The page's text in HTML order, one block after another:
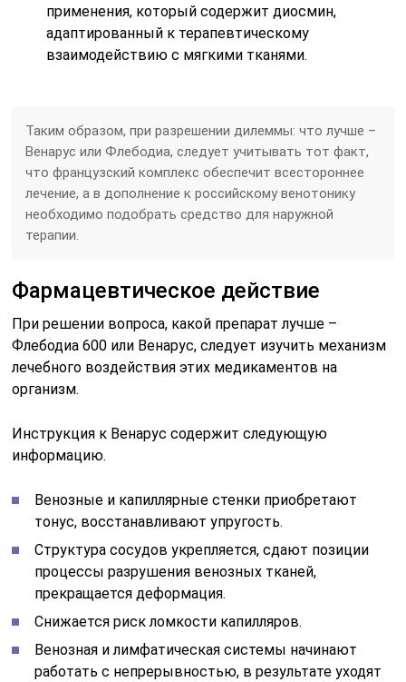
применения, который содержит диосмин,
адаптированный к терапевтическому
взаимодействию с мягкими тканями.
Таким образом, при разрешении дилеммы: что лучше –
Венарус или Флебодиа, следует учитывать тот факт,
что французский комплекс обеспечит всестороннее
лечение, а в дополнение к российскому венотонику
необходимо подобрать средство для наружной
терапии.
Фармацевтическое действие
При решении вопроса, какой препарат лучше –
Флебодиа 600 или Венарус, следует изучить механизм
лечебного воздействия этих медикаментов на
организм.
Инструкция к Венарус содержит следующую
информацию.
Венозные и капиллярные стенки приобретают
тонус, восстанавливают упругость.
Структура сосудов укрепляется, сдают позиции
процессы разрушения венозных тканей,
прекращается деформация.
Снижается риск ломкости капилляров.
Венозная и лимфатическая системы начинают
работать с непрерывностью, в результате уходят